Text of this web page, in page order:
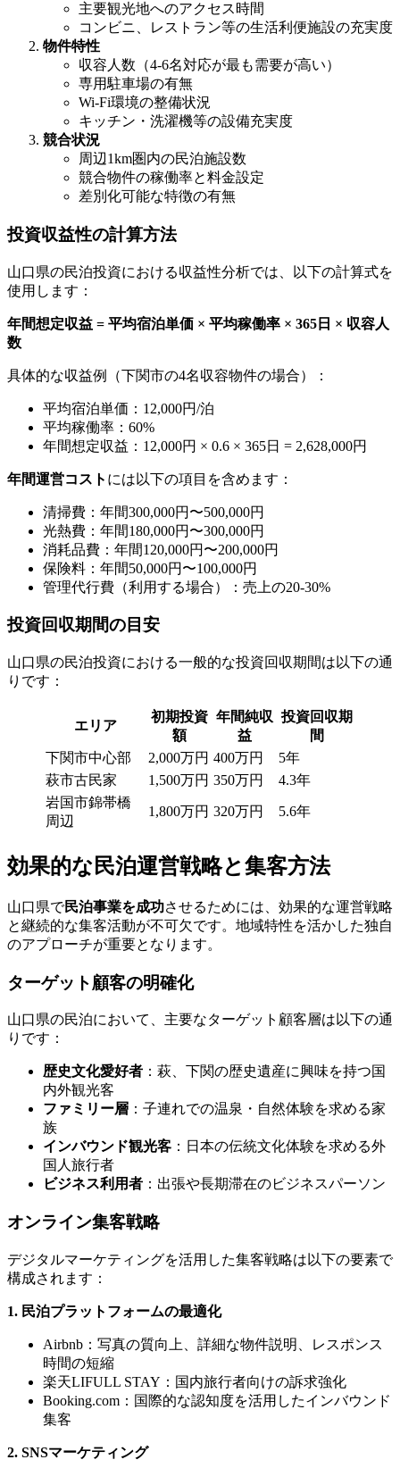
主要観光地へのアクセス時間
コンビニ、レストラン等の生活利便施設の充実度
物件特性
収容人数（4-6名対応が最も需要が高い）
専用駐車場の有無
Wi-Fi環境の整備状況
キッチン・洗濯機等の設備充実度
競合状況
周辺1km圏内の民泊施設数
競合物件の稼働率と料金設定
差別化可能な特徴の有無
投資収益性の計算方法
山口県の民泊投資における収益性分析では、以下の計算式を
使用します：
年間想定収益 = 平均宿泊単価 × 平均稼働率 × 365日 × 収容人
数
具体的な収益例（下関市の4名収容物件の場合）：
平均宿泊単価：12,000円/泊
平均稼働率：60%
年間想定収益：12,000円 × 0.6 × 365日 = 2,628,000円
年間運営コスト には以下の項目を含めます：
清掃費：年間300,000円〜500,000円
光熱費：年間180,000円〜300,000円
消耗品費：年間120,000円〜200,000円
保険料：年間50,000円〜100,000円
管理代行費（利用する場合）：売上の20-30%
投資回収期間の目安
山口県の民泊投資における一般的な投資回収期間は以下の通
りです：
エリア
初期投資
額
年間純収
益
投資回収期
間
下関市中心部
2,000万円 400万円
5年
萩市古民家
1,500万円 350万円
4.3年
岩国市錦帯橋
周辺
1,800万円 320万円 5.6年
効果的な民泊運営戦略と集客方法
山口県で民泊事業を成功させるためには、効果的な運営戦略
と継続的な集客活動が不可欠です。地域特性を活かした独自
のアプローチが重要となります。
ターゲット顧客の明確化
山口県の民泊において、主要なターゲット顧客層は以下の通
りです：
歴史文化愛好者 ：萩、下関の歴史遺産に興味を持つ国
内外観光客
ファミリー層 ：子連れでの温泉・自然体験を求める家
族
インバウンド観光客 ：日本の伝統文化体験を求める外
国人旅行者
ビジネス利用者 ：出張や長期滞在のビジネスパーソン
オンライン集客戦略
デジタルマーケティングを活用した集客戦略は以下の要素で
構成されます：
1. 民泊プラットフォームの最適化
Airbnb：写真の質向上、詳細な物件説明、レスポンス
時間の短縮
楽天LIFULL STAY：国内旅行者向けの訴求強化
Booking.com：国際的な認知度を活用したインバウンド
集客
2. SNSマーケティング